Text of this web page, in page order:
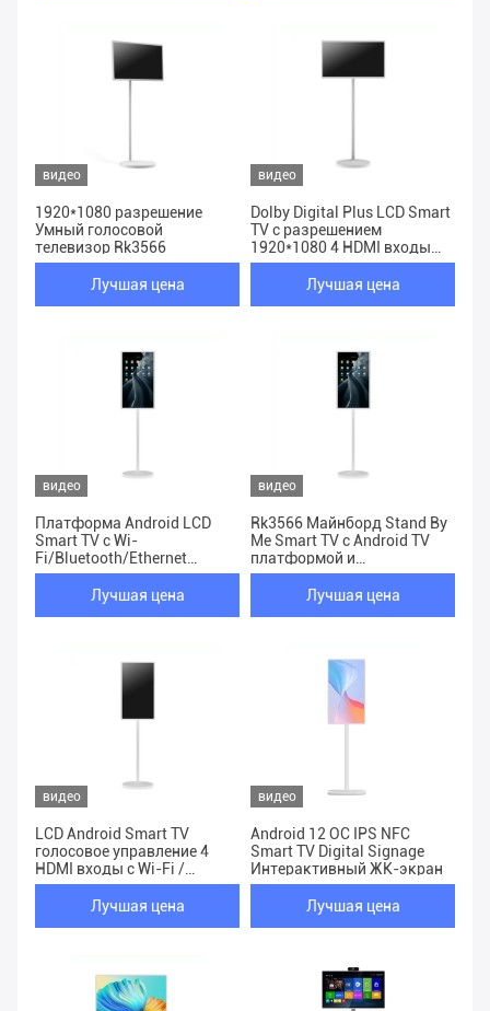
видео
1920*1080 разрешение
Умный голосовой
телевизор Rk3566
Лучшая цена
видео
Dolby Digital Plus LCD Smart
TV с разрешением
1920*1080 4 HDMI входы
голосовое управление
Лучшая цена
видео
Платформа Android LCD
Smart TV с Wi-
Fi/Bluetooth/Ethernet
пользовательский сервис
Stand By Me TV
Лучшая цена
видео
Rk3566 Майнборд Stand By
Me Smart TV с Android TV
платформой и
разрешением 1920 * 1080
Лучшая цена
видео
LCD Android Smart TV
голосовое управление 4
HDMI входы с Wi-Fi /
Bluetooth
Лучшая цена
видео
Android 12 ОС IPS NFC
Smart TV Digital Signage
Интерактивный ЖК-экран
Лучшая цена